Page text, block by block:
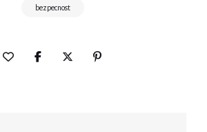
bezpecnost